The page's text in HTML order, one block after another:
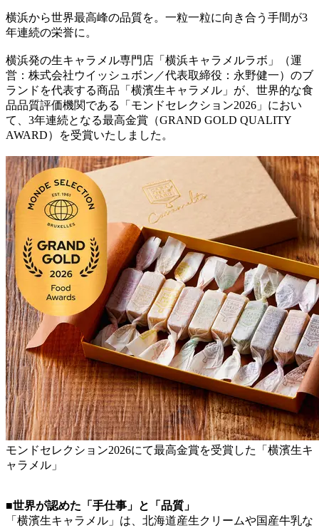
横浜から世界最高峰の品質を。一粒一粒に向き合う手間が3
年連続の栄誉に。
横浜発の生キャラメル専門店「横浜キャラメルラボ」（運
営：株式会社ウイッシュボン／代表取締役：永野健一）のブ
ランドを代表する商品「横濱生キャラメル」が、世界的な食
品品質評価機関である「モンドセレクション2026」におい
て、3年連続となる最高金賞（GRAND GOLD QUALITY
AWARD）を受賞いたしました。
モンドセレクション2026にて最高金賞を受賞した「横濱生キ
ャラメル」
■世界が認めた「手仕事」と「品質」
「横濱生キャラメル」は、北海道産生クリームや国産牛乳な